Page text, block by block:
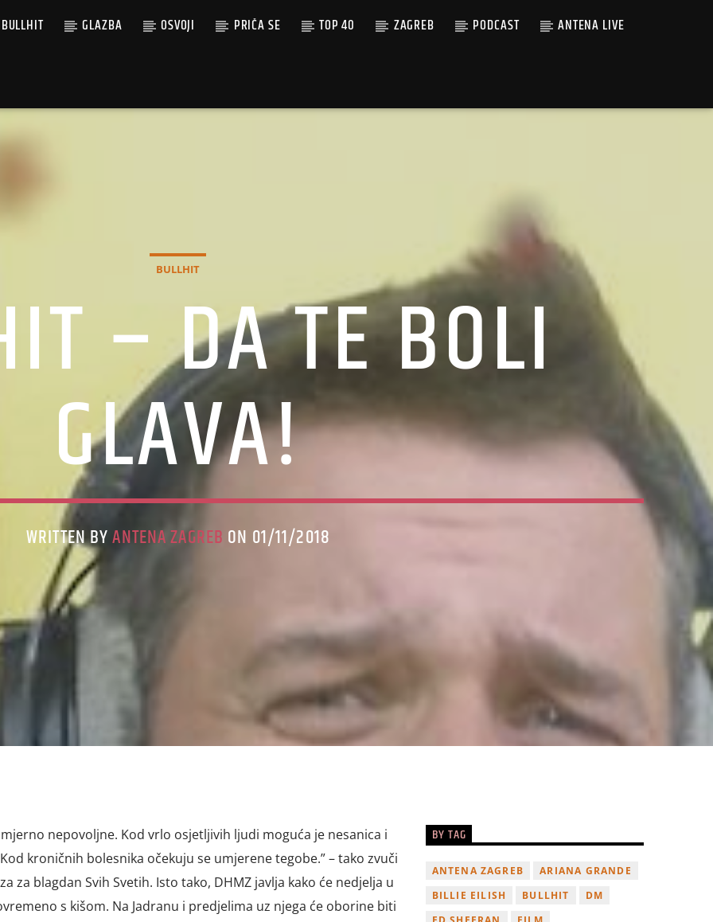
BULLHIT GLAZBA OSVOJI PRIČA SE TOP 40 ZAGREB PODCAST ANTENA LIVE
BULLHIT
– DA TE BOLI
GLAVA!
WRITTEN BYANTENA ZAGREB ON 01/11/2018
nepovoljne. Kod vrlo osjetljivih ljudi moguća je nesanica i
kroničnih bolesnika očekuju se umjerene tegobe.” – tako zvuči
za blagdan Svih Svetih. Isto tako, DHMZ javlja kako će nedjelja u
s kišom. Na Jadranu i predjelima uz njega će oborine biti
BY TAG
ANTENA ZAGREB
ARIANA GRANDE
BILLIE EILISH
BULLHIT
DM